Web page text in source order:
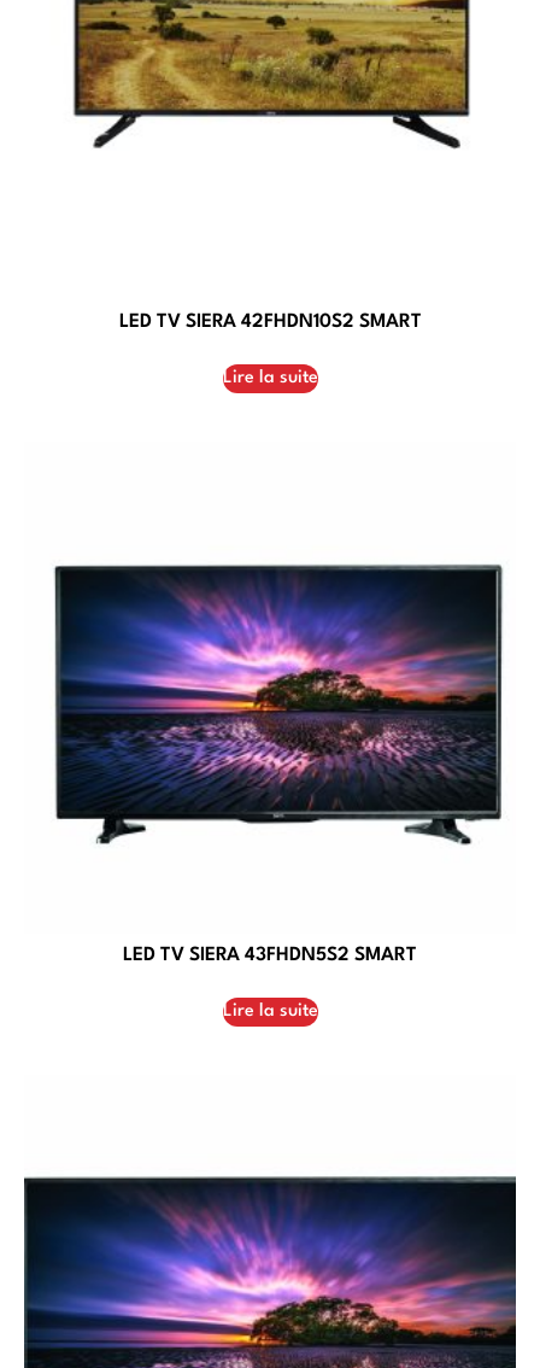
LED TV SIERA 42FHDN10S2 SMART
Lire la suite
LED TV SIERA 43FHDN5S2 SMART
Lire la suite